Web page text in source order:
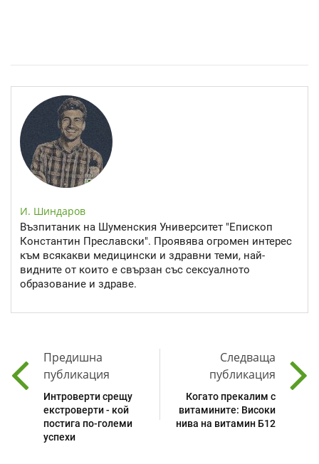
И. Шиндаров
Възпитаник на Шуменския Университет "Епископ
Константин Преславски". Проявява огромен интерес
към всякакви медицински и здравни теми, най-
видните от които е свързан със сексуалното
образование и здраве.
Предишна
публикация
Интроверти срещу
екстроверти - кой
постига по-големи
успехи
Следваща
публикация
Когато прекалим с
витамините: Високи
нива на витамин Б12